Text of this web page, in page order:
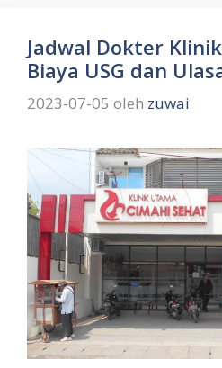
Jadwal Dokter
Biaya USG dan
2023-07-05 oleh zuwai